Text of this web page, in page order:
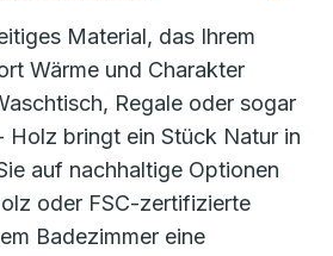
Material, das Ihrem
Wärme und Charakter
Regale oder sogar
Holz bringt ein Stück Natur in
auf nachhaltige Optionen
oder FSC-zertifizierte
Badezimmer eine